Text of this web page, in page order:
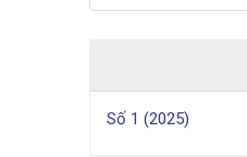
Số 1 (2025)